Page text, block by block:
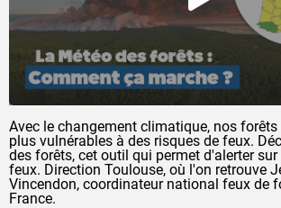
Avec le changement climatique, nos
plus vulnérables à des risques de feux.
des forêts, cet outil qui permet d'alerter
feux. Direction Toulouse, où l'on retrouve
Vincendon, coordinateur national feux de
France.